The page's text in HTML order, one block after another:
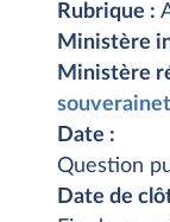
Rubrique :
Ministère
Ministère
Date :
Question
Date de